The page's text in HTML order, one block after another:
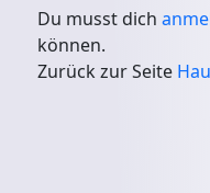
Du musst dich
können.
Zurück zur Seite